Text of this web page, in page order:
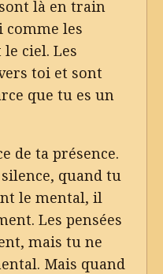
là en train
comme les
ciel. Les
toi et sont
que tu es un
de ta présence.
quand tu
le mental, il
Les pensées
mais tu ne
Mais quand